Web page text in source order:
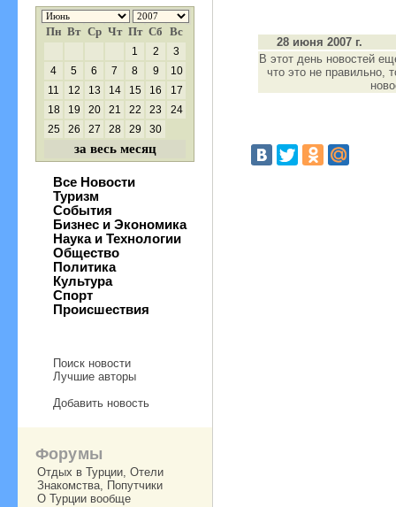
Пн Вт Ср Чт Пт Сб Вс
1 2
3
4
5 6 7 8 9
10
11
12 13 14 15 16
17
18
19 20 21 22 23
24
25
26 27 28 29 30
за весь месяц
Все Новости
Туризм
События
Бизнес и Экономика
Наука и Технологии
Общество
Политика
Культура
Спорт
Происшествия
Поиск новости
Лучшие авторы
Добавить новость
28 июня 2007 г.
В этот день новостей
что это не правильно,
Форумы
Отдых в Турции, Отели
Знакомства, Попутчики
О Турции вообще